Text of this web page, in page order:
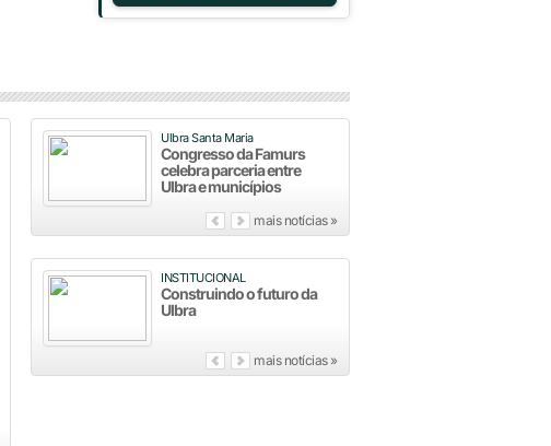
Ulbra Santa Maria
Congresso da Famurs
celebra parceria entre
Ulbra e municípios
mais notícias »
INSTITUCIONAL
Construindo o futuro da
Ulbra
mais notícias »